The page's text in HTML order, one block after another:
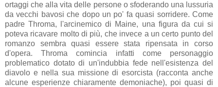
ortaggi che alla vita delle persone o sfoderando una lussuria
da vecchi bavosi che dopo un po' fa quasi sorridere. Come
padre Throma, l'arcinemico di Maine, una figura da cui si
poteva ricavare molto di più, che invece a un certo punto del
romanzo sembra quasi essere stata ripensata in corso
d'opera. Throma comincia infatti come personaggio
problematico dotato di un'indubbia fede nell'esistenza del
diavolo e nella sua missione di esorcista (racconta anche
alcune esperienze chiaramente demoniache), poi quasi di